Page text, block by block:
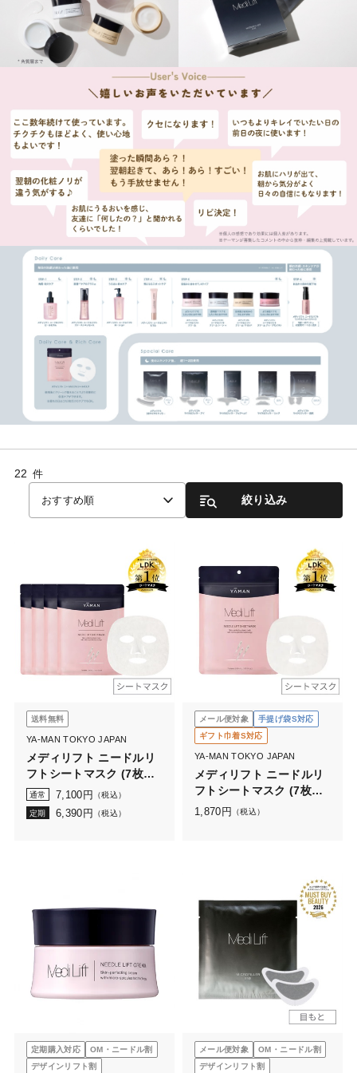
22 件
おすすめ順 絞り込み
送料無料
YA-MAN TOKYO JAPAN
メディリフト ニードルリ
フトシートマスク (7枚入
り) × 4袋
通常 7,100 円 （税込）
定期 6,390 円 （税込）
メール便対象
手提げ袋S対応
ギフト巾着S対応
YA-MAN TOKYO JAPAN
メディリフト ニードルリ
フトシートマスク (7枚入
り)
1,870 円 （税込）
定期購入対応
OM・ニードル割
デザインリフト割
メール便対象
OM・ニードル割
デザインリフト割